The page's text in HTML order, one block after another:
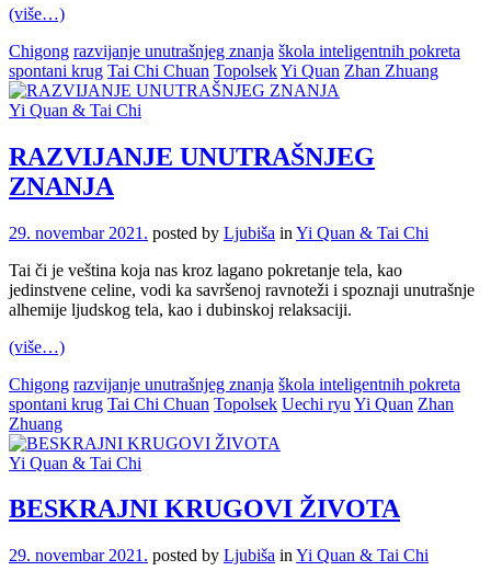
(više…)
Chigong razvijanje unutrašnjeg znanja škola inteligentnih pokreta
spontani krug Tai Chi Chuan TopolsekYi Quan Zhan Zhuang
Yi Quan & Tai Chi
RAZVIJANJE UNUTRAŠNJEG
ZNANJA
29. novembar 2021. posted by Ljubiša in Yi Quan & Tai Chi
Tai či je veština koja nas kroz lagano pokretanje tela, kao
jedinstvene celine, vodi ka savršenoj ravnoteži i spoznaji unutrašnje
alhemije ljudskog tela, kao i dubinskoj relaksaciji.
(više…)
Chigong razvijanje unutrašnjeg znanja škola inteligentnih pokreta
spontani krug Tai Chi Chuan Topolsek Uechi ryu Yi Quan Zhan
Zhuang
Yi Quan & Tai Chi
BESKRAJNI KRUGOVI ŽIVOTA
29. novembar 2021. posted by Ljubiša in Yi Quan & Tai Chi